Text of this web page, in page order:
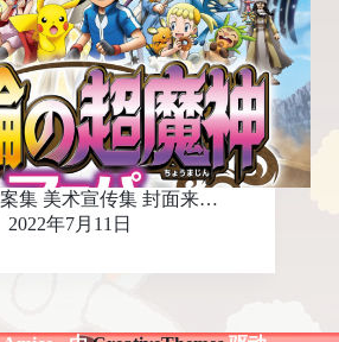
集 美术宣传集 封面来…
2022年7月11日